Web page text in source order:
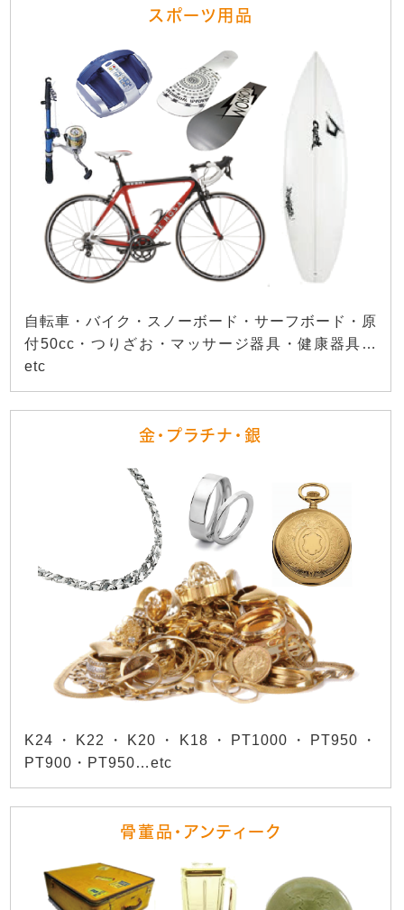
スポーツ用品
自転車・バイク・スノーボード・サーフボード・原
付50cc・つりざお・マッサージ器具・健康器具…
etc
金・プラチナ・銀
K24・K22・K20・K18・PT1000・PT950・
PT900・PT950…etc
骨董品・アンティーク